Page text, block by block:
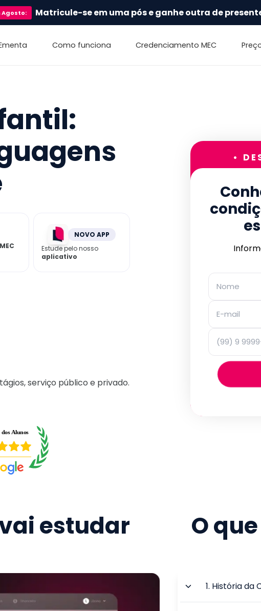
Agosto: Matricule-se em uma pós e ganhe outra de
Como funciona Credenciamento MEC
NOVO APP
Estude pelo nosso
aplicativo
serviço público e privado.
•
estudar O
1. História da